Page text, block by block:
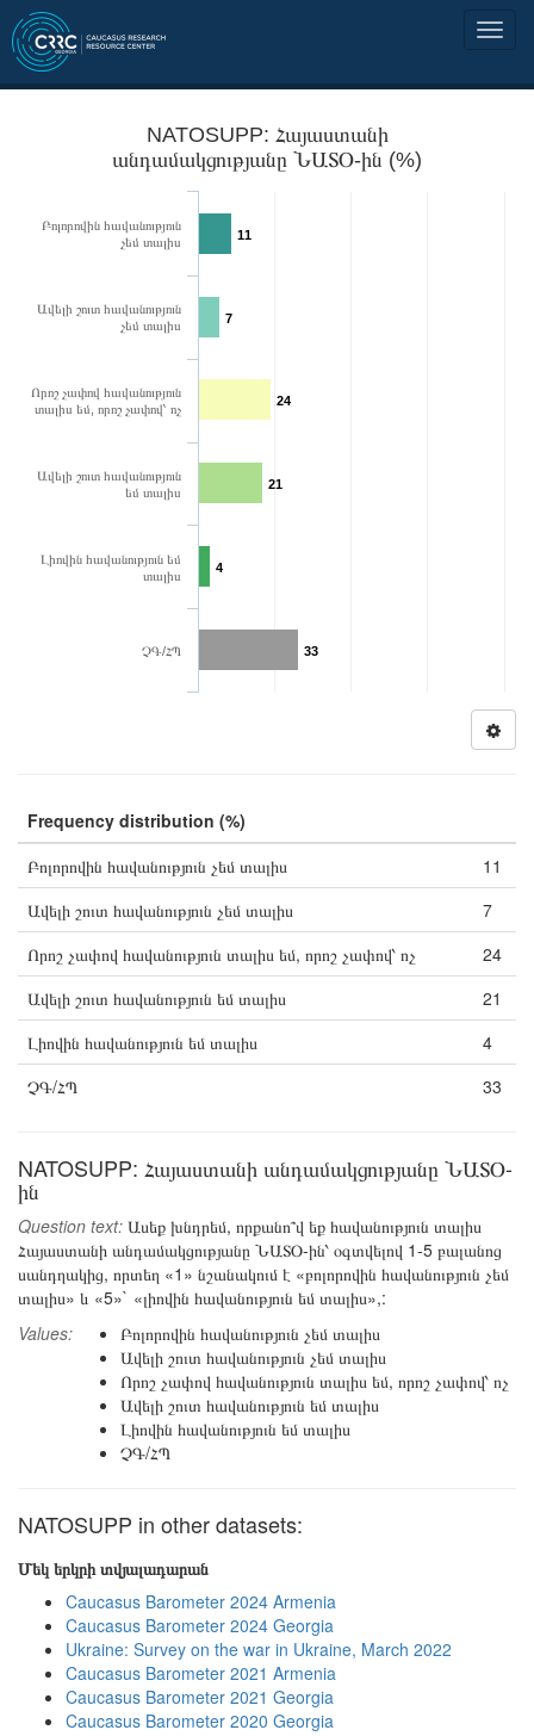
NATOSUPP: Հայաստանի
անդամակցությանը ՆԱՏՕ-ին (%)
11
7
24
21
4
33
Բոլորովին հավանություն
չեմ տալիս
Ավելի շուտ հավանություն
չեմ տալիս
Որոշ չափով հավանություն
տալիս եմ, որոշ չափով՝ ոչ
Ավելի շուտ հավանություն
եմ տալիս
Լիովին հավանություն եմ
տալիս
ՉԳ/ՀՊ
Frequency distribution (%)
Բոլորովին հավանություն չեմ տալիս
11
Ավելի շուտ հավանություն չեմ տալիս
7
Որոշ չափով հավանություն տալիս եմ, որոշ չափով՝ ոչ
24
Ավելի շուտ հավանություն եմ տալիս
21
Լիովին հավանություն եմ տալիս
4
ՉԳ/ՀՊ
33
NATOSUPP: Հայաստանի անդամակցությանը ՆԱՏՕ-
ին
Question text: Ասեք խնդրեմ, որքանո՞վ եք հավանություն տալիս
Հայաստանի անդամակցությանը ՆԱՏՕ-ին՝ օգտվելով 1-5 բալանոց
սանդղակից, որտեղ «1» նշանակում է «բոլորովին հավանություն չեմ
տալիս» և «5»` «լիովին հավանություն եմ տալիս»,:
Values:
Բոլորովին հավանություն չեմ տալիս
Ավելի շուտ հավանություն չեմ տալիս
Որոշ չափով հավանություն տալիս եմ, որոշ չափով՝ ոչ
Ավելի շուտ հավանություն եմ տալիս
Լիովին հավանություն եմ տալիս
ՉԳ/ՀՊ
NATOSUPP in other datasets:
Մեկ երկրի տվյալադարան
Caucasus Barometer 2024 Armenia
Caucasus Barometer 2024 Georgia
Ukraine: Survey on the war in Ukraine, March 2022
Caucasus Barometer 2021 Armenia
Caucasus Barometer 2021 Georgia
Caucasus Barometer 2020 Georgia